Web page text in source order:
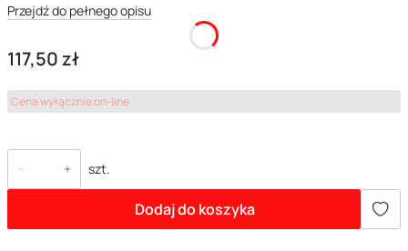
Przejdź do pełnego opisu
Cena
117,50 zł
Cena wyłącznie on-line
szt.
Dodaj do koszyka